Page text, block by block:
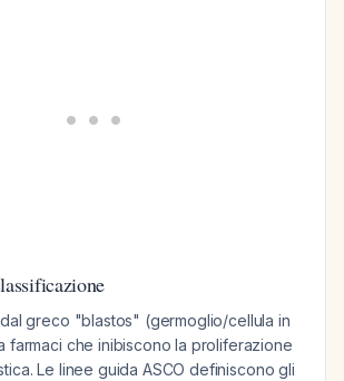
greco "blastos" (germoglio/cellula in
farmaci che inibiscono la proliferazione
Le linee guida ASCO definiscono gli